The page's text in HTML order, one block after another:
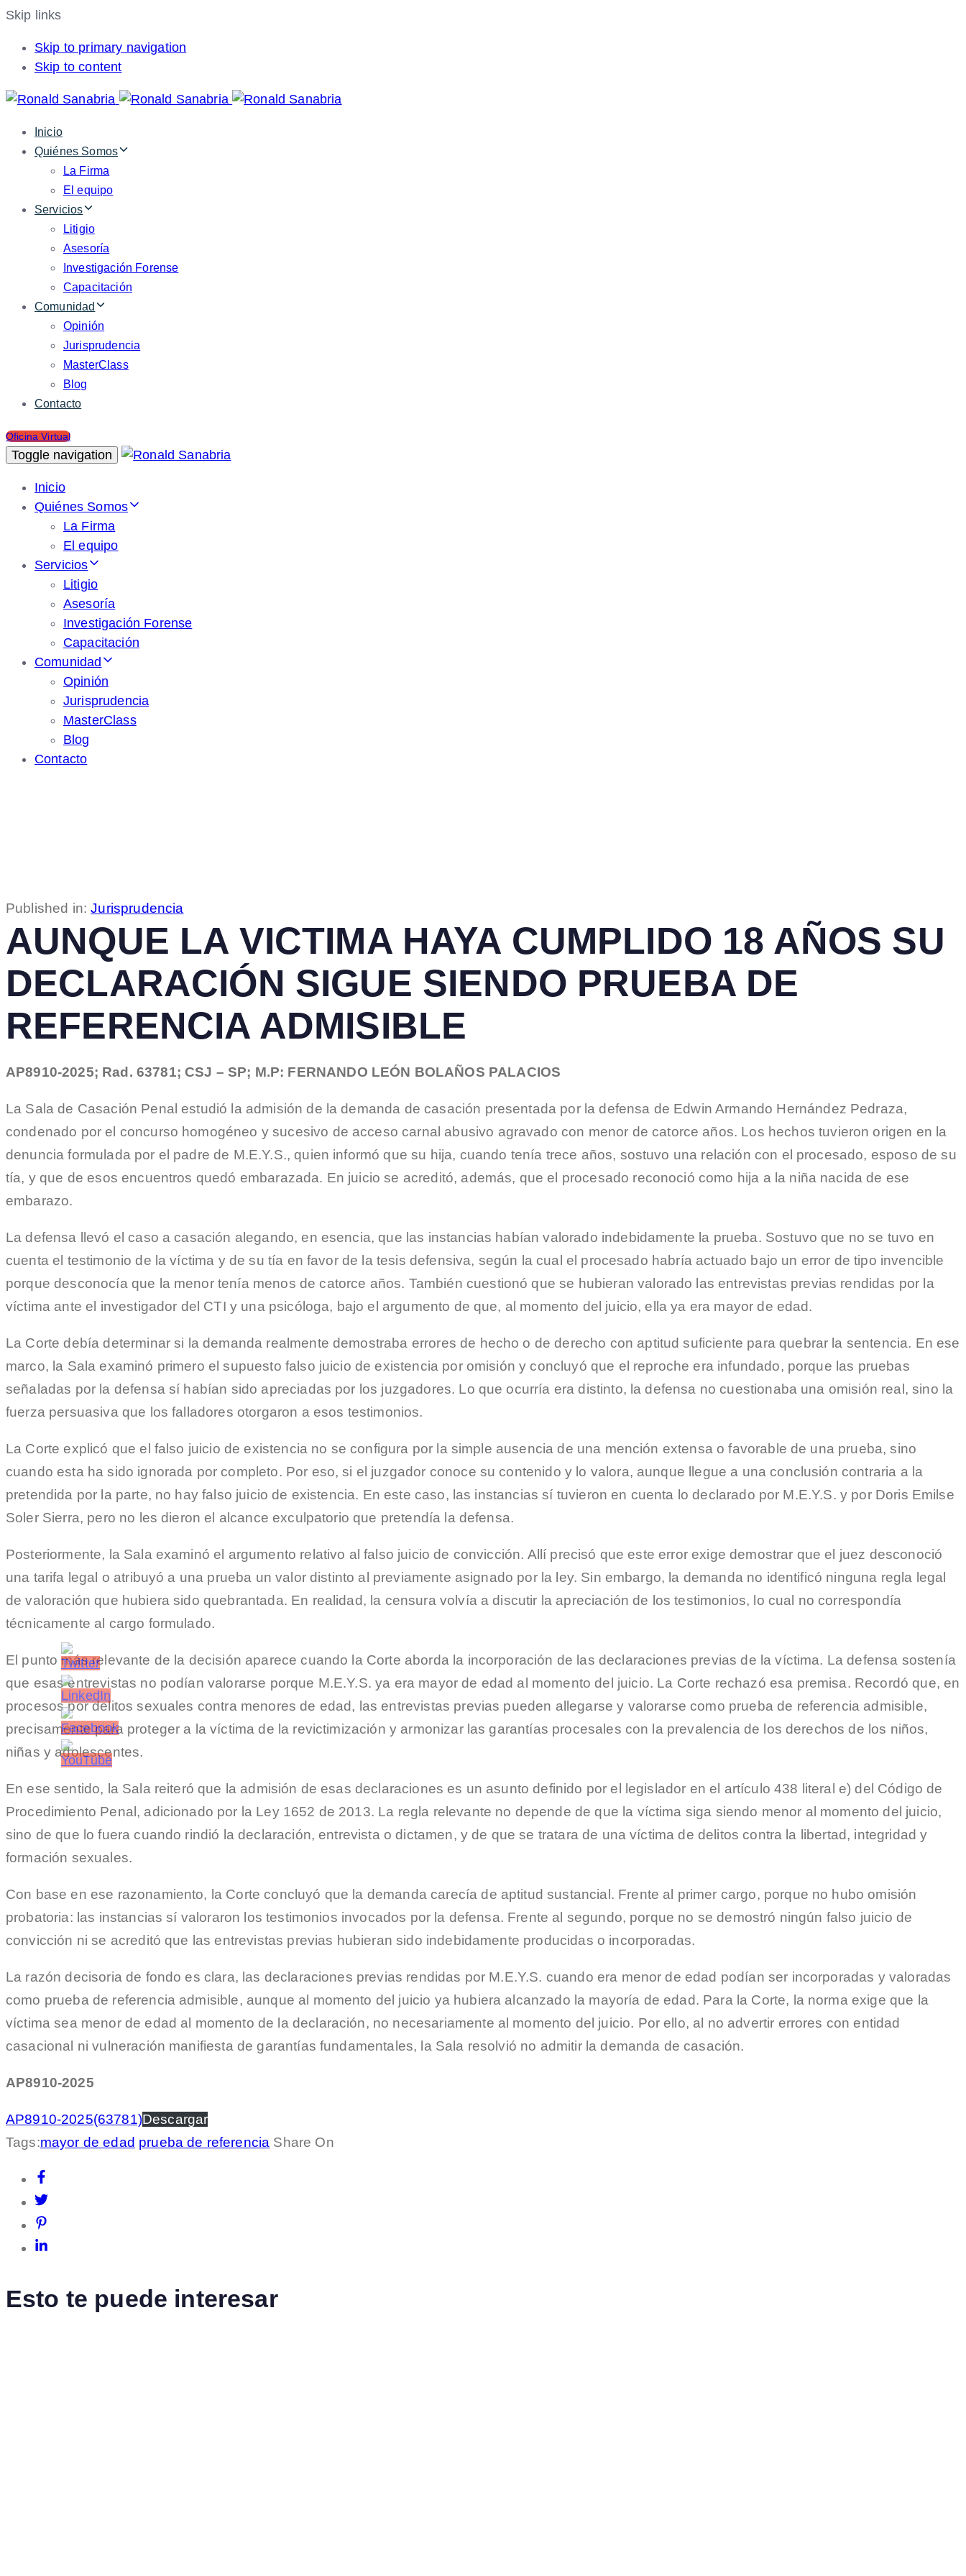
Skip links
Skip to primary navigation
Skip to content
Inicio
Quiénes Somos
La Firma
El equipo
Servicios
Litigio
Asesoría
Investigación Forense
Capacitación
Comunidad
Opinión
Jurisprudencia
MasterClass
Blog
Contacto
Oficina Virtual
Toggle navigation
Inicio
Quiénes Somos
La Firma
El equipo
Servicios
Litigio
Asesoría
Investigación Forense
Capacitación
Comunidad
Opinión
Jurisprudencia
MasterClass
Blog
Contacto
Published in: Jurisprudencia
AUNQUE LA VICTIMA HAYA CUMPLIDO 18 AÑOS SU
DECLARACIÓN SIGUE SIENDO PRUEBA DE
REFERENCIA ADMISIBLE
AP8910-2025; Rad. 63781; CSJ – SP; M.P: FERNANDO LEÓN BOLAÑOS PALACIOS
La Sala de Casación Penal estudió la admisión de la demanda de casación presentada por la defensa de Edwin Armando Hernández Pedraza,
condenado por el concurso homogéneo y sucesivo de acceso carnal abusivo agravado con menor de catorce años. Los hechos tuvieron origen en la
denuncia formulada por el padre de M.E.Y.S., quien informó que su hija, cuando tenía trece años, sostuvo una relación con el procesado, esposo de su
tía, y que de esos encuentros quedó embarazada. En juicio se acreditó, además, que el procesado reconoció como hija a la niña nacida de ese
embarazo.
La defensa llevó el caso a casación alegando, en esencia, que las instancias habían valorado indebidamente la prueba. Sostuvo que no se tuvo en
cuenta el testimonio de la víctima y de su tía en favor de la tesis defensiva, según la cual el procesado habría actuado bajo un error de tipo invencible
porque desconocía que la menor tenía menos de catorce años. También cuestionó que se hubieran valorado las entrevistas previas rendidas por la
víctima ante el investigador del CTI y una psicóloga, bajo el argumento de que, al momento del juicio, ella ya era mayor de edad.
La Corte debía determinar si la demanda realmente demostraba errores de hecho o de derecho con aptitud suficiente para quebrar la sentencia. En ese
marco, la Sala examinó primero el supuesto falso juicio de existencia por omisión y concluyó que el reproche era infundado, porque las pruebas
señaladas por la defensa sí habían sido apreciadas por los juzgadores. Lo que ocurría era distinto, la defensa no cuestionaba una omisión real, sino la
fuerza persuasiva que los falladores otorgaron a esos testimonios.
La Corte explicó que el falso juicio de existencia no se configura por la simple ausencia de una mención extensa o favorable de una prueba, sino
cuando esta ha sido ignorada por completo. Por eso, si el juzgador conoce su contenido y lo valora, aunque llegue a una conclusión contraria a la
pretendida por la parte, no hay falso juicio de existencia. En este caso, las instancias sí tuvieron en cuenta lo declarado por M.E.Y.S. y por Doris Emilse
Soler Sierra, pero no les dieron el alcance exculpatorio que pretendía la defensa.
Posteriormente, la Sala examinó el argumento relativo al falso juicio de convicción. Allí precisó que este error exige demostrar que el juez desconoció
una tarifa legal o atribuyó a una prueba un valor distinto al previamente asignado por la ley. Sin embargo, la demanda no identificó ninguna regla legal
de valoración que hubiera sido quebrantada. En realidad, la censura volvía a discutir la apreciación de los testimonios, lo cual no correspondía
técnicamente al cargo formulado.
El punto más relevante de la decisión aparece cuando la Corte aborda la incorporación de las declaraciones previas de la víctima. La defensa sostenía
que esas entrevistas no podían valorarse porque M.E.Y.S. ya era mayor de edad al momento del juicio. La Corte rechazó esa premisa. Recordó que, en
procesos por delitos sexuales contra menores de edad, las entrevistas previas pueden allegarse y valorarse como prueba de referencia admisible,
precisamente para proteger a la víctima de la revictimización y armonizar las garantías procesales con la prevalencia de los derechos de los niños,
niñas y adolescentes.
En ese sentido, la Sala reiteró que la admisión de esas declaraciones es un asunto definido por el legislador en el artículo 438 literal e) del Código de
Procedimiento Penal, adicionado por la Ley 1652 de 2013. La regla relevante no depende de que la víctima siga siendo menor al momento del juicio,
sino de que lo fuera cuando rindió la declaración, entrevista o dictamen, y de que se tratara de una víctima de delitos contra la libertad, integridad y
formación sexuales.
Con base en ese razonamiento, la Corte concluyó que la demanda carecía de aptitud sustancial. Frente al primer cargo, porque no hubo omisión
probatoria: las instancias sí valoraron los testimonios invocados por la defensa. Frente al segundo, porque no se demostró ningún falso juicio de
convicción ni se acreditó que las entrevistas previas hubieran sido indebidamente producidas o incorporadas.
La razón decisoria de fondo es clara, las declaraciones previas rendidas por M.E.Y.S. cuando era menor de edad podían ser incorporadas y valoradas
como prueba de referencia admisible, aunque al momento del juicio ya hubiera alcanzado la mayoría de edad. Para la Corte, la norma exige que la
víctima sea menor de edad al momento de la declaración, no necesariamente al momento del juicio. Por ello, al no advertir errores con entidad
casacional ni vulneración manifiesta de garantías fundamentales, la Sala resolvió no admitir la demanda de casación.
AP8910-2025
AP8910-2025(63781)Descargar
Tags:mayor de edad prueba de referencia Share On
Esto te puede interesar